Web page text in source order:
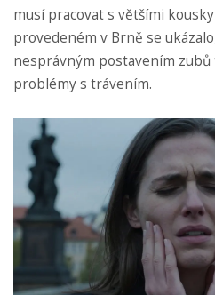
musí pracovat s většími
provedeném v Brně se
nesprávným postavením
problémy s trávením.